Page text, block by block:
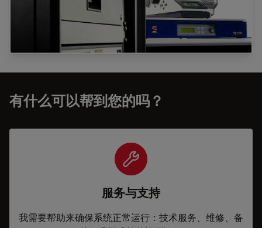
有什么可以帮到您的吗？
服务与支持
我需要帮助来确保系统正常运行：技术服务、维修、备